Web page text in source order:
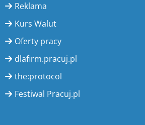
Reklama
Kurs Walut
Oferty pracy
dlafirm.pracuj.pl
the:protocol
Festiwal Pracuj.pl